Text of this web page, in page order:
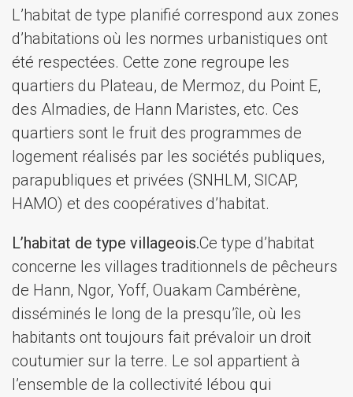
L’habitat de type planifié correspond aux zones
d’habitations où les normes urbanistiques ont
été respectées. Cette zone regroupe les
quartiers du Plateau, de Mermoz, du Point E,
des Almadies, de Hann Maristes, etc. Ces
quartiers sont le fruit des programmes de
logement réalisés par les sociétés publiques,
parapubliques et privées (SNHLM, SICAP,
HAMO) et des coopératives d’habitat.
L’habitat de type villageois.Ce type d’habitat
concerne les villages traditionnels de pêcheurs
de Hann, Ngor, Yoff, Ouakam Cambérène,
disséminés le long de la presqu’île, où les
habitants ont toujours fait prévaloir un droit
coutumier sur la terre. Le sol appartient à
l’ensemble de la collectivité lébou qui